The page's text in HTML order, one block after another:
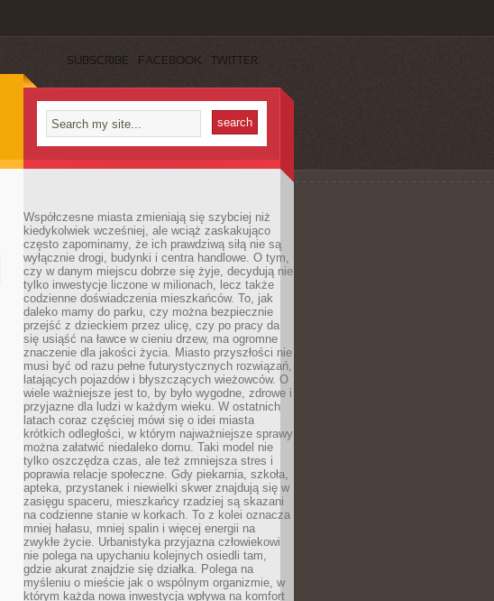
SUBSCRIBE FACEBOOK TWITTER
Współczesne miasta zmieniają się szybciej niż
kiedykolwiek wcześniej, ale wciąż zaskakująco
często zapominamy, że ich prawdziwą siłą nie są
wyłącznie drogi, budynki i centra handlowe. O tym,
czy w danym miejscu dobrze się żyje, decydują nie
tylko inwestycje liczone w milionach, lecz także
codzienne doświadczenia mieszkańców. To, jak
daleko mamy do parku, czy można bezpiecznie
przejść z dzieckiem przez ulicę, czy po pracy da
się usiąść na ławce w cieniu drzew, ma ogromne
znaczenie dla jakości życia. Miasto przyszłości nie
musi być od razu pełne futurystycznych rozwiązań,
latających pojazdów i błyszczących wieżowców. O
wiele ważniejsze jest to, by było wygodne, zdrowe i
przyjazne dla ludzi w każdym wieku. W ostatnich
latach coraz częściej mówi się o idei miasta
krótkich odległości, w którym najważniejsze sprawy
można załatwić niedaleko domu. Taki model nie
tylko oszczędza czas, ale też zmniejsza stres i
poprawia relacje społeczne. Gdy piekarnia, szkoła,
apteka, przystanek i niewielki skwer znajdują się w
zasięgu spaceru, mieszkańcy rzadziej są skazani
na codzienne stanie w korkach. To z kolei oznacza
mniej hałasu, mniej spalin i więcej energii na
zwykłe życie. Urbanistyka przyjazna człowiekowi
nie polega na upychaniu kolejnych osiedli tam,
gdzie akurat znajdzie się działka. Polega na
myśleniu o mieście jak o wspólnym organizmie, w
którym każda nowa inwestycja wpływa na komfort